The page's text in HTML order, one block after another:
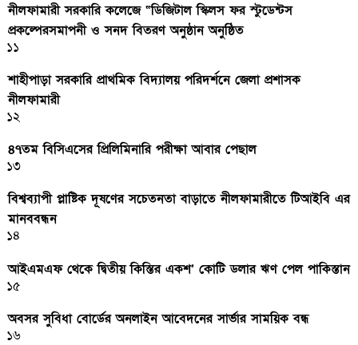
নীলফামারী সরকারি কলেজে “ডিজিটাল স্কিলস ফর স্টুডেন্টস
প্রকল্পেরসমাপনী ও সনদ বিতরণ অনুষ্ঠান অনুষ্ঠিত
১১
শাহীপাড়া সরকারি প্রাথমিক বিদ্যালয় পরিদর্শনে জেলা প্রশাসক
নীলফামারী
১২
৪৭তম বিসিএসের প্রিলিমিনারি পরীক্ষা আবার পেছাল
১৩
বিশ্বব্যাপী প্লাষ্টিক দূষণের সচেতনতা বাড়াতে নীলফামারীতে টিআইবি এর
মানববন্ধন
১৪
আইএমএফ থেকে দ্বিতীয় কিস্তির একশ’ কোটি ডলার ঋণ পেল পাকিস্তান
১৫
অবসর সুবিধা বোর্ডের অনলাইন আবেদনের সার্ভার সাময়িক বন্ধ
১৬